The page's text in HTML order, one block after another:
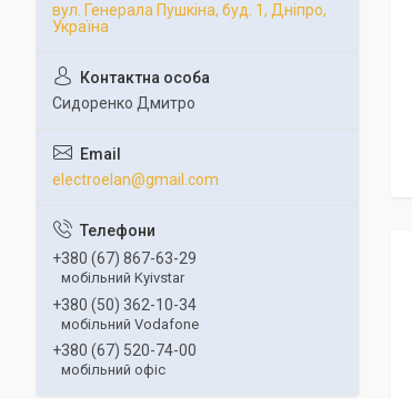
вул. Генерала Пушкіна, буд. 1, Дніпро,
Україна
Сидоренко Дмитро
electroelan@gmail.com
+380 (67) 867-63-29
мобільний Kyivstar
+380 (50) 362-10-34
мобільний Vodafone
+380 (67) 520-74-00
мобільний офіс